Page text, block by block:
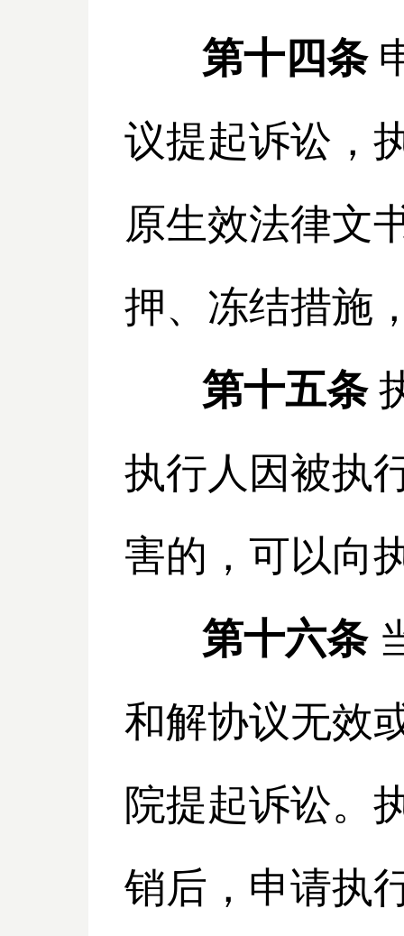
第十四条
议提起诉讼，
原生效法律文
押、冻结措施
第十五条
执行人因被执
害的，可以向
第十六条
和解协议无效
院提起诉讼。
销后，申请执